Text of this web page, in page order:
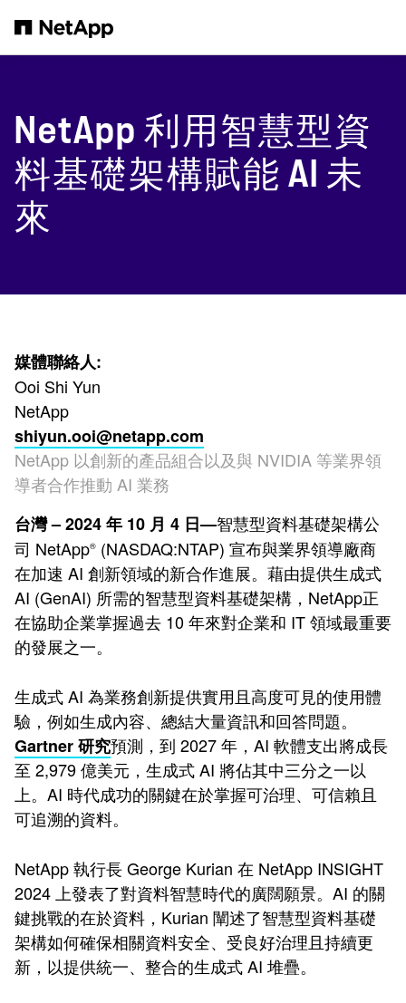
NetApp 利用智慧型資
料基礎架構賦能 AI 未
來
媒體聯絡人:
Ooi Shi Yun
NetApp
shiyun.ooi@netapp.com
NetApp 以創新的產品組合以及與 NVIDIA 等業界領
導者合作推動 AI 業務
台灣 – 2024 年 10 月 4 日—智慧型資料基礎架構公
司 NetApp® (NASDAQ:NTAP) 宣布與業界領導廠商
在加速 AI 創新領域的新合作進展。藉由提供生成式
AI (GenAI) 所需的智慧型資料基礎架構，NetApp正
在協助企業掌握過去 10 年來對企業和 IT 領域最重要
的發展之一。
生成式 AI 為業務創新提供實用且高度可見的使用體
驗，例如生成內容、總結大量資訊和回答問題。
Gartner 研究預測，到 2027 年，AI 軟體支出將成長
至 2,979 億美元，生成式 AI 將佔其中三分之一以
上。AI 時代成功的關鍵在於掌握可治理、可信賴且
可追溯的資料。
NetApp 執行長 George Kurian 在 NetApp INSIGHT
2024 上發表了對資料智慧時代的廣闊願景。AI 的關
鍵挑戰的在於資料，Kurian 闡述了智慧型資料基礎
架構如何確保相關資料安全、受良好治理且持續更
新，以提供統一、整合的生成式 AI 堆疊。